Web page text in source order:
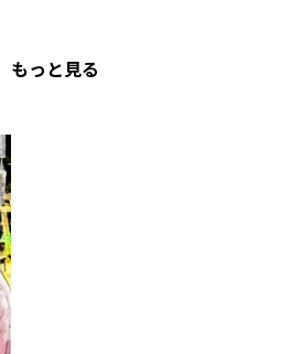
もっと見る